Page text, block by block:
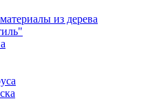
из дерева